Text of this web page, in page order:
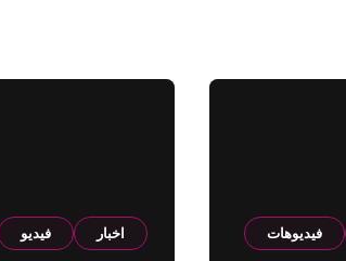
فيديوهات اخبار فيديو